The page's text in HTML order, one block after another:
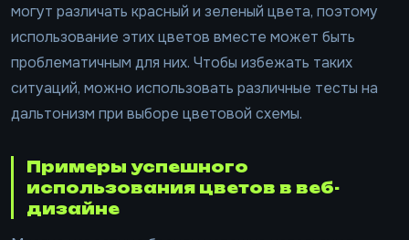
могут различать красный и зеленый цвета, поэтому
использование этих цветов вместе может быть
проблематичным для них. Чтобы избежать таких
ситуаций, можно использовать различные тесты на
дальтонизм при выборе цветовой схемы.
Примеры успешного
использования цветов в веб-
дизайне